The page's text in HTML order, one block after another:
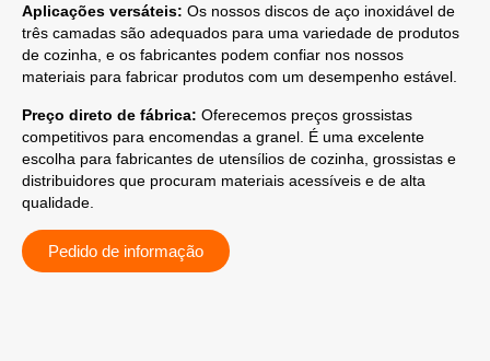
Aplicações versáteis: Os nossos discos de aço inoxidável de
três camadas são adequados para uma variedade de produtos
de cozinha, e os fabricantes podem confiar nos nossos
materiais para fabricar produtos com um desempenho estável.
Preço direto de fábrica: Oferecemos preços grossistas
competitivos para encomendas a granel. É uma excelente
escolha para fabricantes de utensílios de cozinha, grossistas e
distribuidores que procuram materiais acessíveis e de alta
qualidade.
Pedido de informação